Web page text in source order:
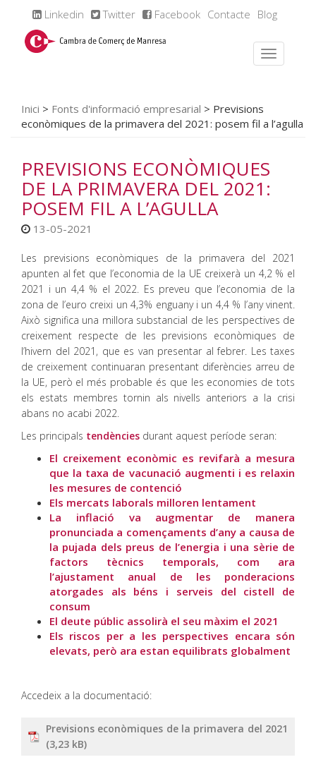
Linkedin Twitter Facebook Contacte Blog
Inici > Fonts d'informació empresarial > Previsions
econòmiques de la primavera del 2021: posem fil a l’agulla
PREVISIONS ECONÒMIQUES
DE LA PRIMAVERA DEL 2021:
POSEM FIL A L’AGULLA
13-05-2021
Les previsions econòmiques de la primavera del 2021
apunten al fet que l’economia de la UE creixerà un 4,2 % el
2021 i un 4,4 % el 2022. Es preveu que l’economia de la
zona de l’euro creixi un 4,3% enguany i un 4,4 % l’any vinent.
Això significa una millora substancial de les perspectives de
creixement respecte de les previsions econòmiques de
l’hivern del 2021, que es van presentar al febrer. Les taxes
de creixement continuaran presentant diferències arreu de
la UE, però el més probable és que les economies de tots
els estats membres tornin als nivells anteriors a la crisi
abans no acabi 2022.
Les principals tendències durant aquest període seran:
El creixement econòmic es revifarà a mesura
que la taxa de vacunació augmenti i es relaxin
les mesures de contenció
Els mercats laborals milloren lentament
La inflació va augmentar de manera
pronunciada a començaments d’any a causa de
la pujada dels preus de l’energia i una sèrie de
factors tècnics temporals, com ara
l’ajustament anual de les ponderacions
atorgades als béns i serveis del cistell de
consum
El deute públic assolirà el seu màxim el 2021
Els riscos per a les perspectives encara són
elevats, però ara estan equilibrats globalment
Accedeix a la documentació:
Previsions econòmiques de la primavera del 2021